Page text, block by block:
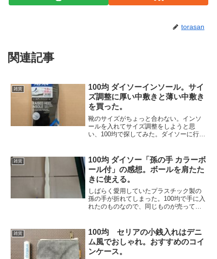
torasan
関連記事
雑貨
100均 ダイソーインソール。サイ
ズ調整に厚い中敷きと薄い中敷き
を買った。
靴のサイズがちょっと合わない。インソ
ールを入れてサイズ調整をしようと思
い、100均で探してみた。ダイソーに行く
ので、厚いものと薄いものの2種類を買っ
てきた。これは厚い中...
雑貨
100均 ダイソー「孫の手 カラーボ
ール付」の感想。ボールを肩たた
きに使える。
しばらく愛用していたプラスチック製の
孫の手が折れてしまった。100均で手に入
れたのものなので、同じものが売ってい
かな。そこでダイソーでみつけた竹製の
ものを買ってきた。カ...
雑貨
100均 セリアの小銭入れはデニ
ム風でおしゃれ。おすすめのコイ
ンケース。